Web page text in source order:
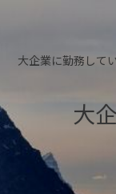
大企業に勤務して
大